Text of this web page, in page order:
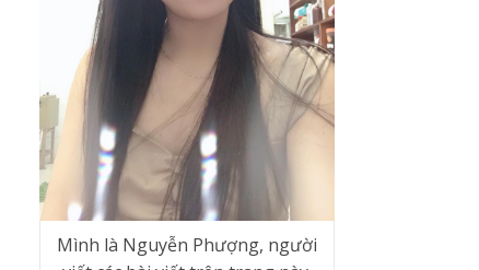
Mình là Nguyễn Phượng, người